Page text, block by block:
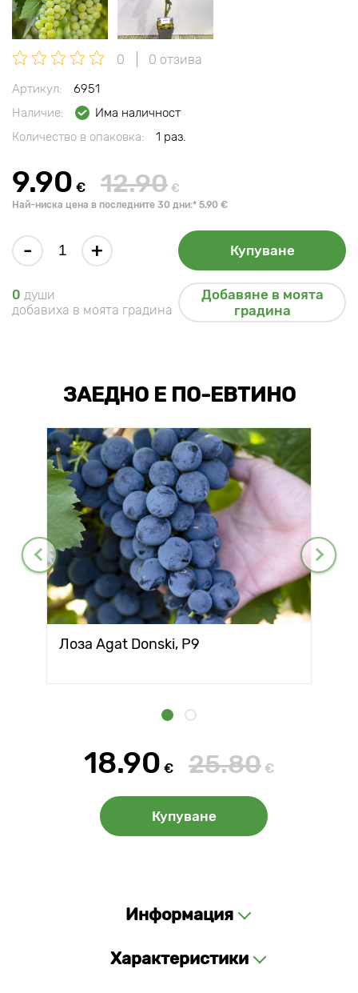
0 0 отзива
Артикул:
6951
Наличие:
Има наличност
Количество в опаковка:
1 раз.
9.90 € 12.90 €
Най-ниска цена в последните 30 дни:* 5.90 €
- + Купуване
0 души
добавиха в моята градина
Добавяне в моята
градина
ЗАЕДНО Е ПО-ЕВТИНО
Лоза Agat Donski, Р9
18.90 € 25.80 €
Купуване
Информация
Характеристики